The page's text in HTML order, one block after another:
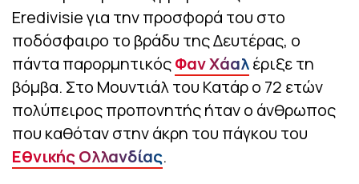
Eredivisie για την προσφορά του στο
ποδόσφαιρο το βράδυ της Δευτέρας, ο
πάντα παρορμητικόςΦαν Χάαλέριξε τη
βόμβα. Στο Μουντιάλ του Κατάρ ο 72 ετών
πολύπειρος προπονητής ήταν ο άνθρωπος
που καθόταν στην άκρη του πάγκου του
Εθνικής Ολλανδίας.